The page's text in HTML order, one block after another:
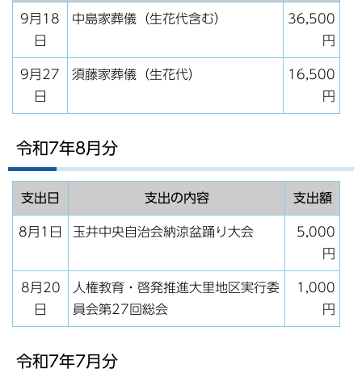
9月18
日
中島家葬儀（生花代含む）
36,500
円
9月27
日
須藤家葬儀（生花代）
16,500
円
令和7年8月分
支出日 支出の内容 支出額
8月1日 玉井中央自治会納涼盆踊り大会
5,000
円
8月20
日
人権教育・啓発推進大里地区実行委
員会第27回総会
1,000
円
令和7年7月分